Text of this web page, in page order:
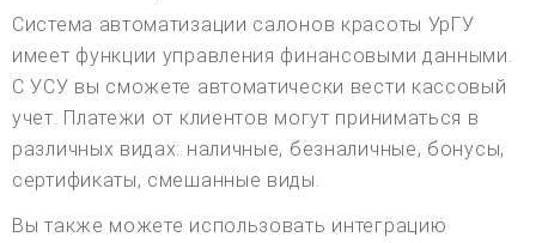
Система автоматизации салонов красоты УрГУ
имеет функции управления финансовыми данными.
С УСУ вы сможете автоматически вести кассовый
учет. Платежи от клиентов могут приниматься в
различных видах: наличные, безналичные, бонусы,
сертификаты, смешанные виды.
Вы также можете использовать интеграцию